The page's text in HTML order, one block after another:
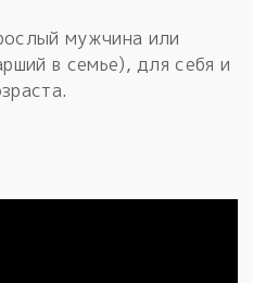
мужчина или
в семье), для себя и